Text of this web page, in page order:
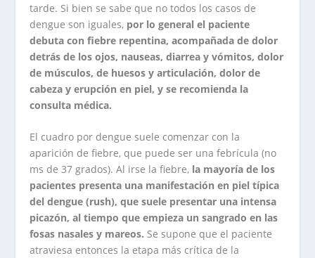
tarde. Si bien se sabe que no todos los casos de
dengue son iguales, por lo general el paciente
debuta con fiebre repentina, acompañada de dolor
detrás de los ojos, nauseas, diarrea y vómitos, dolor
de músculos, de huesos y articulación, dolor de
cabeza y erupción en piel, y se recomienda la
consulta médica.
El cuadro por dengue suele comenzar con la
aparición de fiebre, que puede ser una febrícula (no
ms de 37 grados). Al irse la fiebre, la mayoría de los
pacientes presenta una manifestación en piel típica
del dengue (rush), que suele presentar una intensa
picazón, al tiempo que empieza un sangrado en las
fosas nasales y mareos. Se supone que el paciente
atraviesa entonces la etapa más crítica de la